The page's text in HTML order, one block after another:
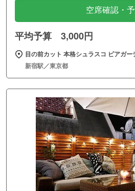
空席確認・
平均予算 3,000円
目の前カット 本格シュラスコ ビアガ
新宿駅／東京都